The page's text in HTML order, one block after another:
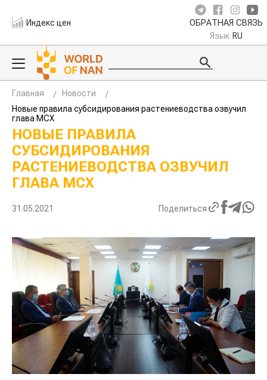
Индекс цен ОБРАТНАЯ СВЯЗЬ
Язык RU
Главная
Новости
Новые правила субсидирования растениеводства озвучил
глава МСХ
НОВЫЕ ПРАВИЛА
СУБСИДИРОВАНИЯ
РАСТЕНИЕВОДСТВА ОЗВУЧИЛ
ГЛАВА МСХ
31.05.2021 Поделиться